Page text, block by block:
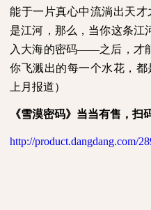
能于一片真心中流淌出天
是江河，那么，当你这条
入大海的密码——之后，才
你飞溅出的每一个水花，
上月报道）
《雪漠密码》当当有售，扫
http://product.dangdang.com/